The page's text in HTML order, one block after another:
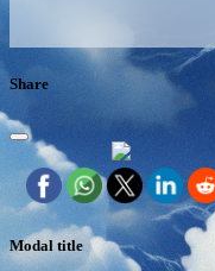
Share
Modal title